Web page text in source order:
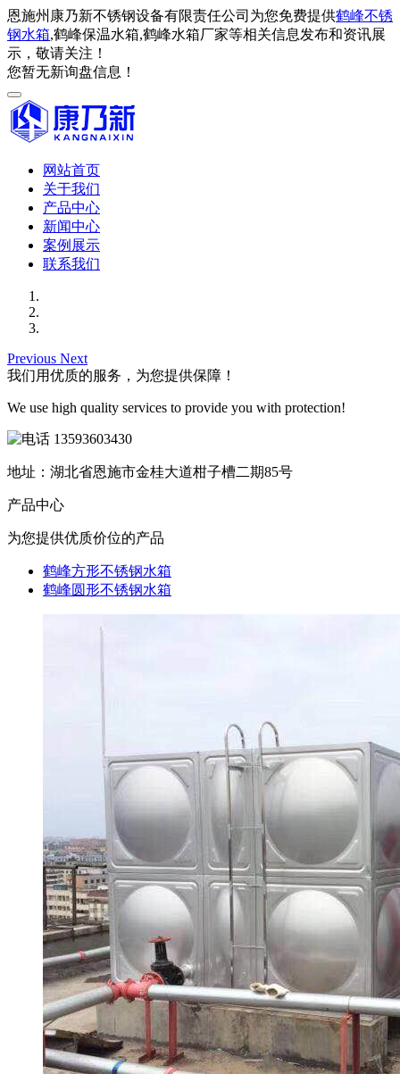
恩施州康乃新不锈钢设备有限责任公司为您免费提供鹤峰不锈
钢水箱,鹤峰保温水箱,鹤峰水箱厂家等相关信息发布和资讯展
示，敬请关注！
您暂无新询盘信息！
网站首页
关于我们
产品中心
新闻中心
案例展示
联系我们
Previous Next
我们用优质的服务，为您提供保障！
We use high quality services to provide you with protection!
13593603430
地址：湖北省恩施市金桂大道柑子槽二期85号
产品中心
为您提供优质价位的产品
鹤峰方形不锈钢水箱
鹤峰圆形不锈钢水箱